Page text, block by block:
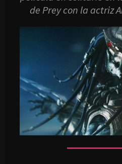
de Prey con la actriz